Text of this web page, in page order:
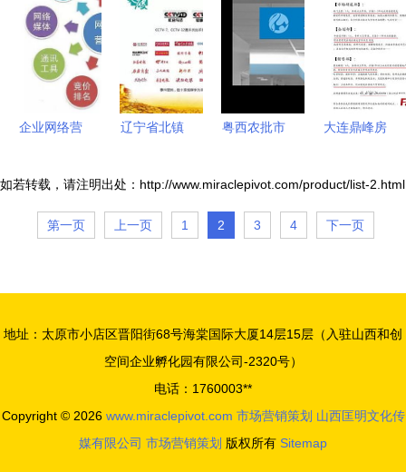
划中的核心
地位与实践
应用
品牌与销量
双提升的营
销策划方案
项目运营与
市场营销全
景策划
服务的创新
推广之道
企业网络营
场运营指导
从战略到执
行
辽宁省北镇
与营销全案
服务 赋能
企业，速赢
粤西农批市
发营销与会
议展览一体
化策划方案
大连鼎峰房
划诚聘市
场、企划、
销售精英，
来
如若转载，请注明出处：http://www.miraclepivot.com/product/list-2.html
第一页 上一页 1 2 3 4 下一页
地址：太原市小店区晋阳街68号海棠国际大厦14层15层（入驻山西和创
空间企业孵化园有限公司-2320号）
电话：1760003**
Copyright © 2026 www.miraclepivot.com 市场营销策划 山西匡明文化传
媒有限公司 市场营销策划 版权所有 Sitemap